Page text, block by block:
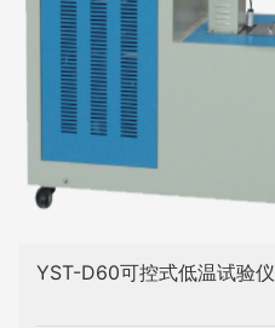
YST-D60可控式低温试验仪